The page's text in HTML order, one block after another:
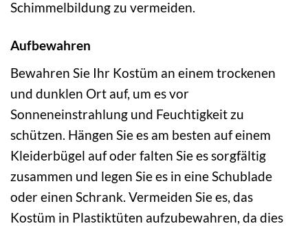
Schimmelbildung zu vermeiden.
Aufbewahren
Bewahren Sie Ihr Kostüm an einem trockenen
und dunklen Ort auf, um es vor
Sonneneinstrahlung und Feuchtigkeit zu
schützen. Hängen Sie es am besten auf einem
Kleiderbügel auf oder falten Sie es sorgfältig
zusammen und legen Sie es in eine Schublade
oder einen Schrank. Vermeiden Sie es, das
Kostüm in Plastiktüten aufzubewahren, da dies